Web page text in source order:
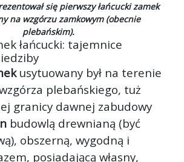
się pierwszy łańcucki zamek
na wzgórzu zamkowym (obecnie
plebańskim).
łańcucki: tajemnice
usytuowany był na terenie
plebańskiego, tuż
granicy dawnej zabudowy
budowlą drewnianą (być
obszerną, wygodną i
posiadającą własny,